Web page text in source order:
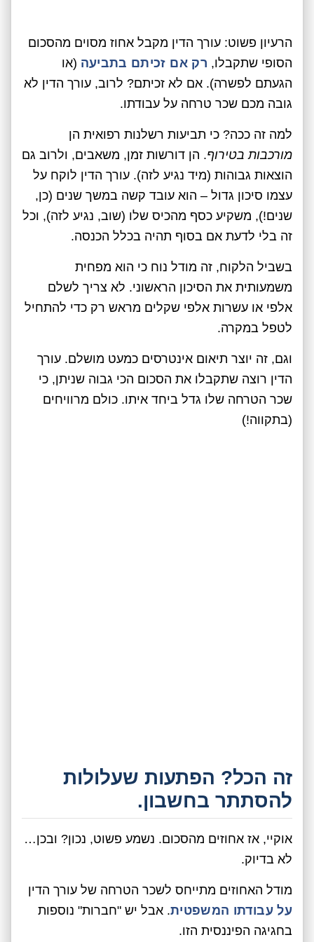
הרעיון פשוט: עורך הדין מקבל אחוז מסוים מהסכום
הסופי שתקבלו, רק אם זכיתם בתביעה (או
הגעתם לפשרה). אם לא זכיתם? לרוב, עורך הדין לא
גובה מכם שכר טרחה על עבודתו.
למה זה ככה? כי תביעות רשלנות רפואית הן
מורכבות בטירוף. הן דורשות זמן, משאבים, ולרוב גם
הוצאות גבוהות (מיד נגיע לזה). עורך הדין לוקח על
עצמו סיכון גדול – הוא עובד קשה במשך שנים (כן,
שנים!), משקיע כסף מהכיס שלו (שוב, נגיע לזה), וכל
זה בלי לדעת אם בסוף תהיה בכלל הכנסה.
בשביל הלקוח, זה מודל נוח כי הוא מפחית
משמעותית את הסיכון הראשוני. לא צריך לשלם
אלפי או עשרות אלפי שקלים מראש רק כדי להתחיל
לטפל במקרה.
וגם, זה יוצר תיאום אינטרסים כמעט מושלם. עורך
הדין רוצה שתקבלו את הסכום הכי גבוה שניתן, כי
שכר הטרחה שלו גדל ביחד איתו. כולם מרוויחים
(בתקווה!)
זה הכל? הפתעות שעלולות
להסתתר בחשבון.
אוקיי, אז אחוזים מהסכום. נשמע פשוט, נכון? ובכן…
לא בדיוק.
מודל האחוזים מתייחס לשכר הטרחה של עורך הדין
על עבודתו המשפטית. אבל יש "חברות" נוספות
בחגיגה הפיננסית הזו.